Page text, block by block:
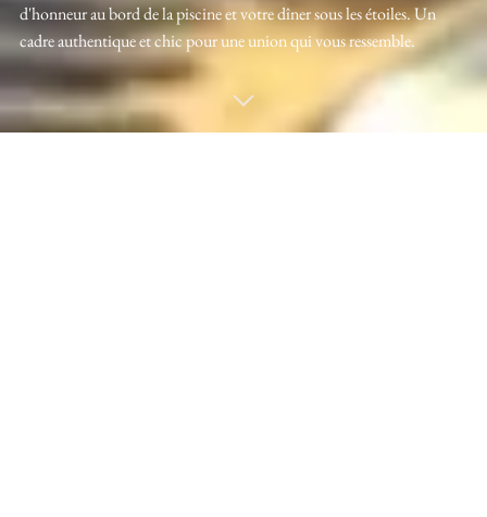
d'honneur au bord de la piscine et votre dîner sous les étoiles. Un
cadre authentique et chic pour une union qui vous ressemble.